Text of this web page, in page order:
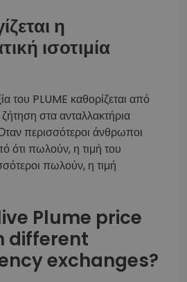
η
ισοτιμία
του PLUME καθορίζεται από
στα ανταλλακτήρια
περισσότεροι άνθρωποι
ότι πωλούν, η τιμή του
πωλούν, η τιμή
Plume price
different
exchanges?